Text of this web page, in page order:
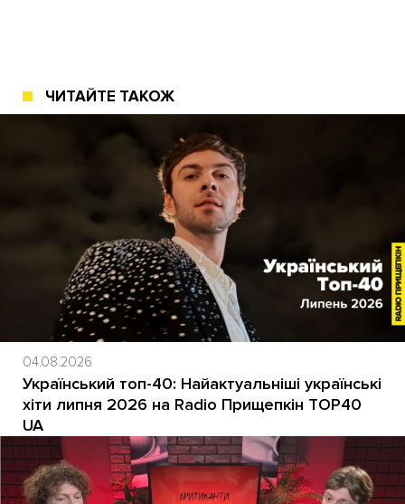
ЧИТАЙТЕ ТАКОЖ
04.08.2026
Український топ-40: Найактуальніші українські
хіти липня 2026 на Radio Прищепкін TOP40
UA